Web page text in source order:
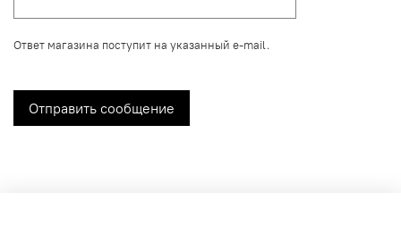
Ответ магазина поступит на указанный e-mail.
Отправить сообщение